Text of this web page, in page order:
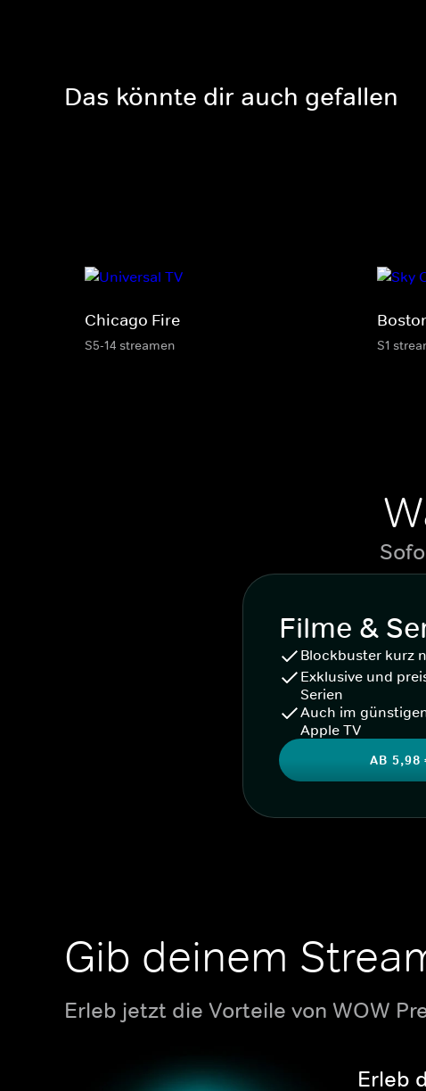
Das könnte dir auch gefallen
Chicago Fire
S5-14 streamen S1
Filme &
Blockbuster kurz
Exklusive und
Serien
Auch im
Apple TV
AB 5,98
Gib deinem
Erleb jetzt die Vorteile von WOW
Erleb